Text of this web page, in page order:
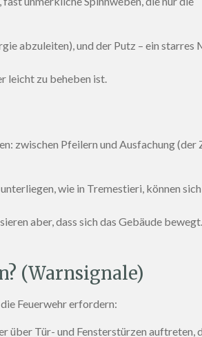
abzuleiten), und der Putz – ein starres
leicht zu beheben ist.
zwischen Pfeilern und Ausfachung (der
wie in Tremestieri, können
aber, dass sich das Gebäude
(Warnsignale)
Feuerwehr erfordern:
über Tür- und Fensterstürzen auftreten,